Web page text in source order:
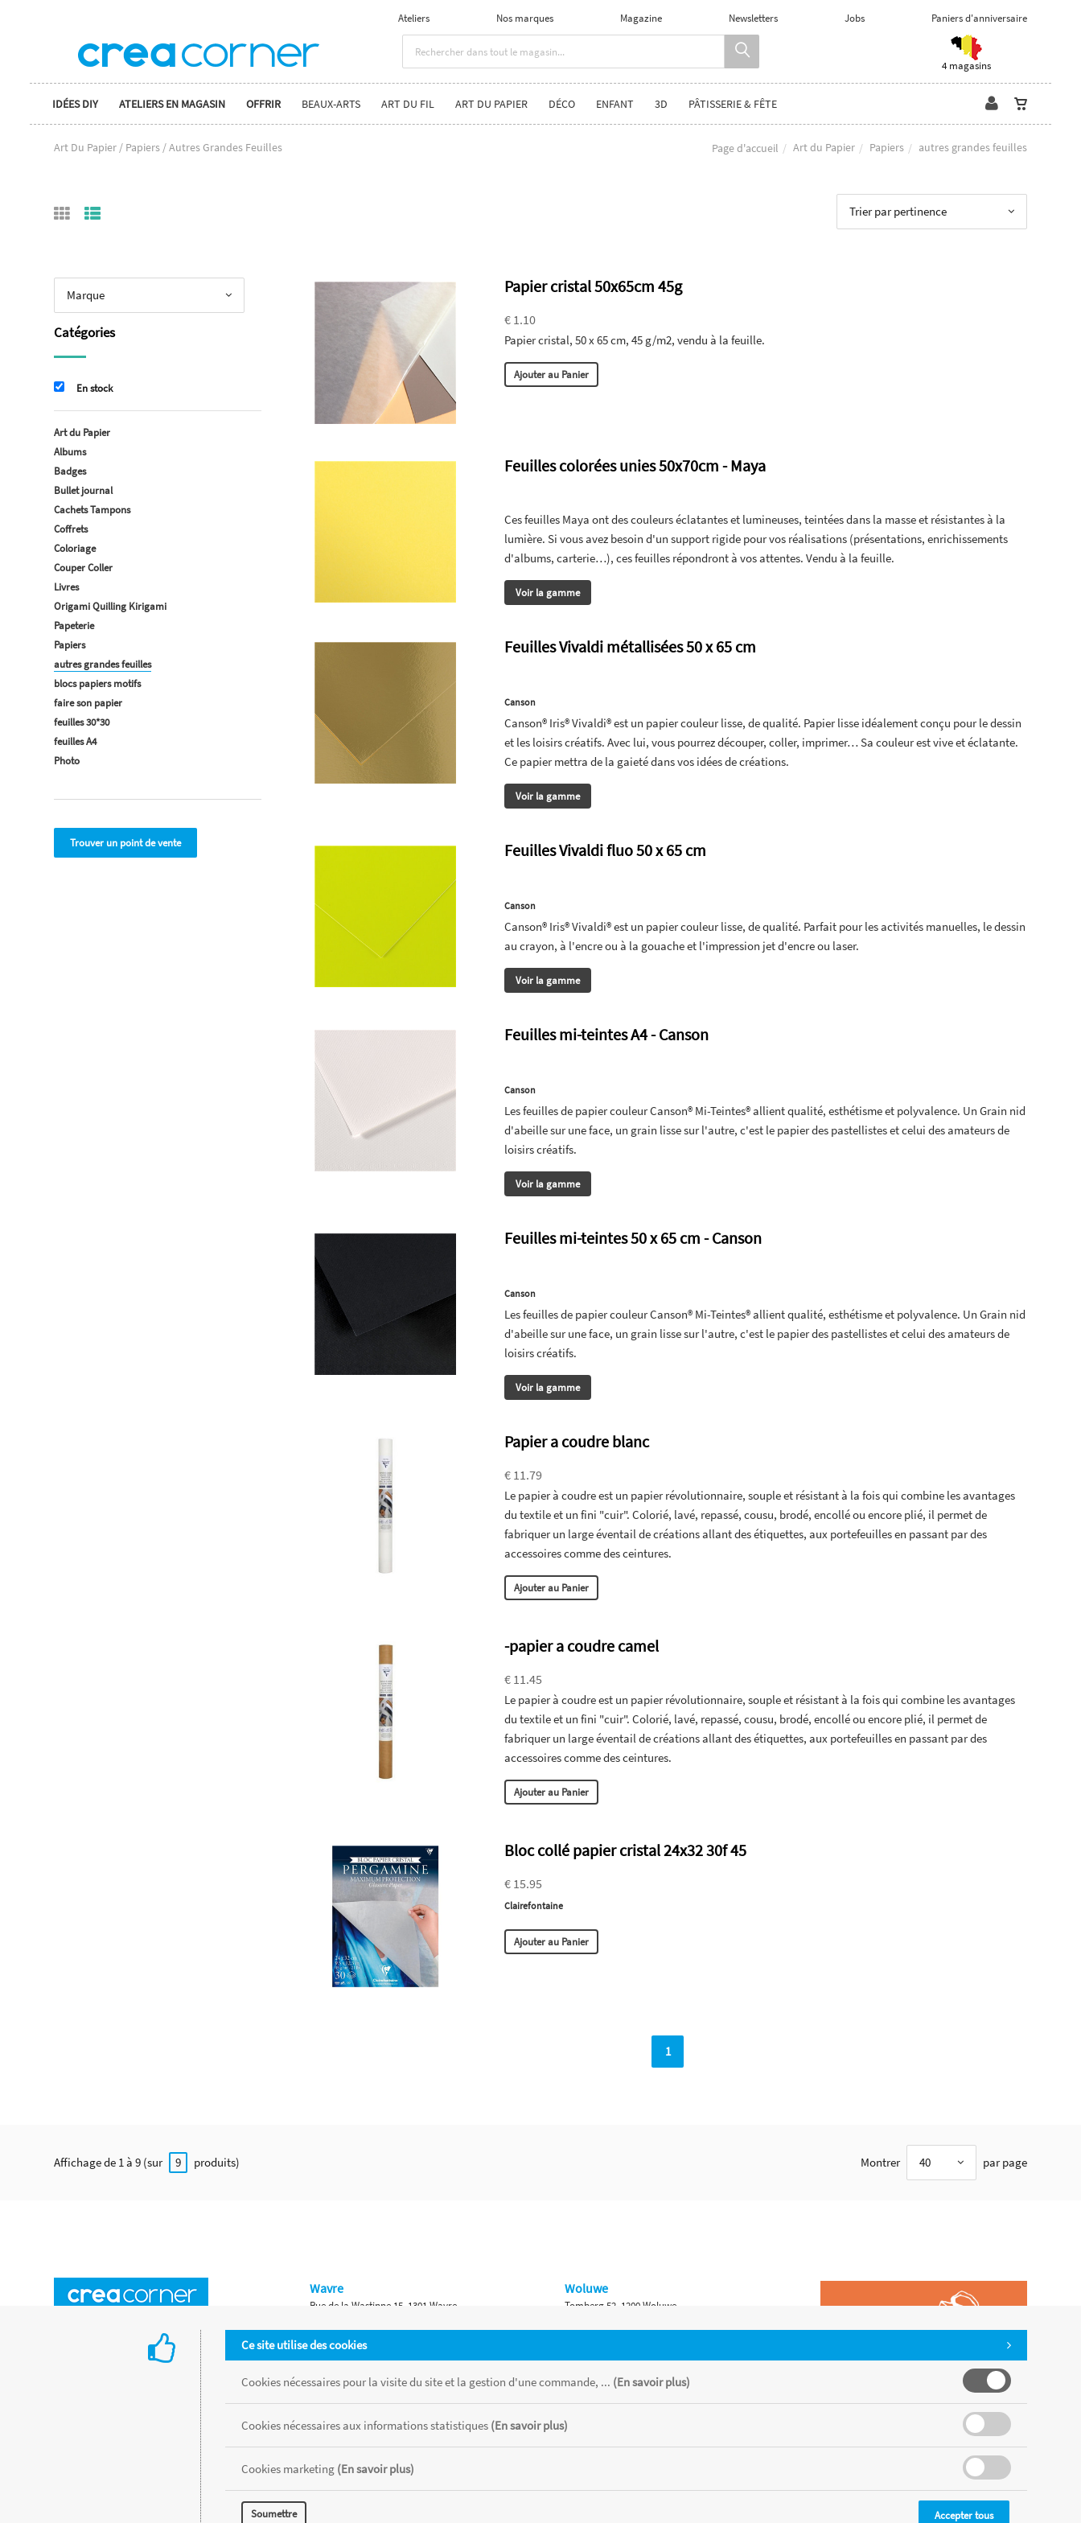
Ateliers Nos marques Magazine Newsletters Jobs Paniers d'anniversaire
4 magasins
IDÉES DIY ATELIERS EN MAGASIN OFFRIR BEAUX-ARTS ART DU FIL ART DU PAPIER DÉCO ENFANT 3D PÂTISSERIE & FÊTE
Art Du Papier / Papiers / Autres Grandes Feuilles Page d'accueil Art du Papier Papiers autres grandes feuilles
Trier par pertinence
Papier cristal 50x65cm 45g
€ 1.10
Papier cristal, 50 x 65 cm, 45 g/m2, vendu à la feuille.
Ajouter au Panier
Feuilles colorées unies 50x70cm - Maya
Ces feuilles Maya ont des couleurs éclatantes et lumineuses, teintées dans la masse et résistantes à la
lumière. Si vous avez besoin d'un support rigide pour vos réalisations (présentations, enrichissements
d'albums, carterie…), ces feuilles répondront à vos attentes. Vendu à la feuille.
Voir la gamme
Feuilles Vivaldi métallisées 50 x 65 cm
Canson
Canson® Iris® Vivaldi® est un papier couleur lisse, de qualité. Papier lisse idéalement conçu pour le dessin
et les loisirs créatifs. Avec lui, vous pourrez découper, coller, imprimer… Sa couleur est vive et éclatante.
Ce papier mettra de la gaieté dans vos idées de créations.
Voir la gamme
Feuilles Vivaldi fluo 50 x 65 cm
Canson
Canson® Iris® Vivaldi® est un papier couleur lisse, de qualité. Parfait pour les activités manuelles, le dessin
au crayon, à l'encre ou à la gouache et l'impression jet d'encre ou laser.
Voir la gamme
Feuilles mi-teintes A4 - Canson
Canson
Les feuilles de papier couleur Canson® Mi-Teintes® allient qualité, esthétisme et polyvalence. Un Grain nid
d'abeille sur une face, un grain lisse sur l'autre, c'est le papier des pastellistes et celui des amateurs de
loisirs créatifs.
Voir la gamme
Feuilles mi-teintes 50 x 65 cm - Canson
Canson
Les feuilles de papier couleur Canson® Mi-Teintes® allient qualité, esthétisme et polyvalence. Un Grain nid
d'abeille sur une face, un grain lisse sur l'autre, c'est le papier des pastellistes et celui des amateurs de
loisirs créatifs.
Voir la gamme
Papier a coudre blanc
€ 11.79
Le papier à coudre est un papier révolutionnaire, souple et résistant à la fois qui combine les avantages
du textile et un fini "cuir". Colorié, lavé, repassé, cousu, brodé, encollé ou encore plié, il permet de
fabriquer un large éventail de créations allant des étiquettes, aux portefeuilles en passant par des
accessoires comme des ceintures.
Ajouter au Panier
-papier a coudre camel
€ 11.45
Le papier à coudre est un papier révolutionnaire, souple et résistant à la fois qui combine les avantages
du textile et un fini "cuir". Colorié, lavé, repassé, cousu, brodé, encollé ou encore plié, il permet de
fabriquer un large éventail de créations allant des étiquettes, aux portefeuilles en passant par des
accessoires comme des ceintures.
Ajouter au Panier
Bloc collé papier cristal 24x32 30f 45
€ 15.95
Clairefontaine
Ajouter au Panier
1
Marque
Catégories
En stock
Art du Papier
Albums
Badges
Bullet journal
Cachets Tampons
Coffrets
Coloriage
Couper Coller
Livres
Origami Quilling Kirigami
Papeterie
Papiers
autres grandes feuilles
blocs papiers motifs
faire son papier
feuilles 30*30
feuilles A4
Photo
Trouver un point de vente
Affichage de 1 à 9 (sur 9 produits) Montrer 40 par page
Ce site utilise des cookies
Cookies nécessaires pour la visite du site et la gestion d'une commande, ... (En savoir plus)
Cookies nécessaires aux informations statistiques (En savoir plus)
Cookies marketing (En savoir plus)
Soumettre Accepter tous
Wavre
Rue de la Wastinne 15, 1301 Wavre
Waterloo
Chaussée de Bruxelles 315, 1410 Waterloo
Woluwe
Tomberg 52, 1200 Woluwe
Namur
Tous les produits sont vendus dans la limite des stocks disponibles de chaque magasin, toutes taxes comprises.